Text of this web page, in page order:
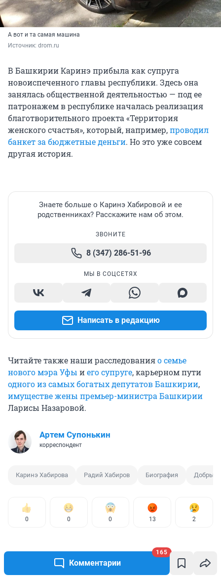
Комментарии
165
А вот и та самая машина
Источник: drom.ru
В Башкирии Каринэ прибыла как супруга
новоиспеченного главы республики. Здесь она
занялась общественной деятельностью — под ее
патронажем в республике началась реализация
благотворительного проекта «Территория
женского счастья», который, например,проводил
банкет за бюджетные деньги. Но это уже совсем
другая история.
Знаете больше о Каринэ Хабировой и ее
родственниках? Расскажите нам об этом.
ЗВОНИТЕ
8 (347) 286-51-96
МЫ В СОЦСЕТЯХ
Написать в редакцию
Читайте также наши расследованияо семье
нового мэра Уфы иего супруге, карьерном пути
одного из самых богатых депутатов Башкирии,
имуществе жены премьер-министра Башкирии
Ларисы Назаровой.
Артем Супонькин
корреспондент
Каринэ Хабирова Радий Хабиров Биография Добрые
0 0 0 13 2